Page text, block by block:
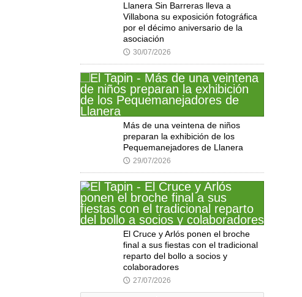
Llanera Sin Barreras lleva a
Villabona su exposición fotográfica
por el décimo aniversario de la
asociación
🕔 30/07/2026
Más de una veintena de niños
preparan la exhibición de los
Pequemanejadores de Llanera
🕔 29/07/2026
El Cruce y Arlós ponen el broche
final a sus fiestas con el tradicional
reparto del bollo a socios y
colaboradores
🕔 27/07/2026